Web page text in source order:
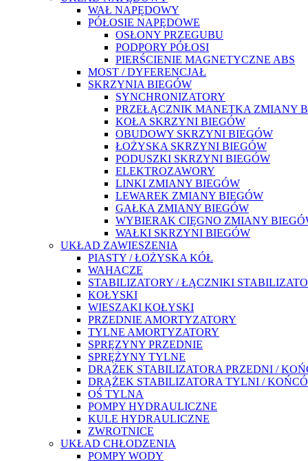
WAŁ NAPĘDOWY
PÓŁOSIE NAPĘDOWE
OSŁONY PRZEGUBU
PODPORY PÓŁOSI
PIERŚCIENIE MAGNETYCZNE ABS
MOST / DYFERENCJAŁ
SKRZYNIA BIEGÓW
SYNCHRONIZATORY
PRZEŁĄCZNIK MANETKA ZMIANY
KOŁA SKRZYNI BIEGÓW
OBUDOWY SKRZYNI BIEGÓW
ŁOŻYSKA SKRZYNI BIEGÓW
PODUSZKI SKRZYNI BIEGÓW
ELEKTROZAWORY
LINKI ZMIANY BIEGÓW
LEWAREK ZMIANY BIEGÓW
GAŁKA ZMIANY BIEGÓW
WYBIERAK CIĘGNO ZMIANY
WAŁKI SKRZYNI BIEGÓW
UKŁAD ZAWIESZENIA
PIASTY / ŁOŻYSKA KÓŁ
WAHACZE
STABILIZATORY / ŁĄCZNIKI
KOŁYSKI
WIESZAKI KOŁYSKI
PRZEDNIE AMORTYZATORY
TYLNE AMORTYZATORY
SPRĘZYNY PRZEDNIE
SPRĘŻYNY TYLNE
DRĄŻEK STABILIZATORA PRZEDNI /
DRĄŻEK STABILIZATORA TYLNI /
OŚ TYLNA
POMPY HYDRAULICZNE
KULE HYDRAULICZNE
ZWROTNICE
UKŁAD CHŁODZENIA
POMPY WODY